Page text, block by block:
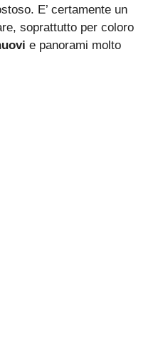
E’ certamente un
soprattutto per coloro
e panorami molto